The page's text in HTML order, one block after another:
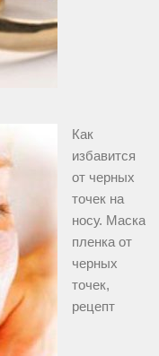
Как
избавится
от черных
точек на
носу. Маска
пленка от
черных
точек,
рецепт